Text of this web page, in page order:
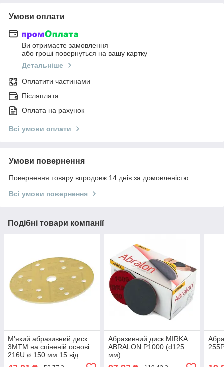
Умови оплати
Ви отримаєте замовлення
або гроші повернуться на вашу картку
Детальніше
Оплатити частинами
Післяплата
Оплата на рахунок
Всі умови оплати
Умови повернення
Повернення товару впродовж 14 днів за домовленістю
Всі умови повернення
Подібні товари компанії
М'який абразивний диск
3MTM на спіненій основі
216U ø 150 мм 15 від
Абразивний диск MIRKA
ABRALON P1000 (d125
мм)